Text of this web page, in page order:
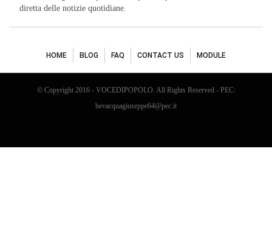
diretta delle notizie quotidiane.
HOME BLOG FAQ CONTACT US MODULE
© Copyright 2016 - VOCEDIPOPOLO. All Rights Reserved - PEC:
bevacquagiuseppe64@pec.it